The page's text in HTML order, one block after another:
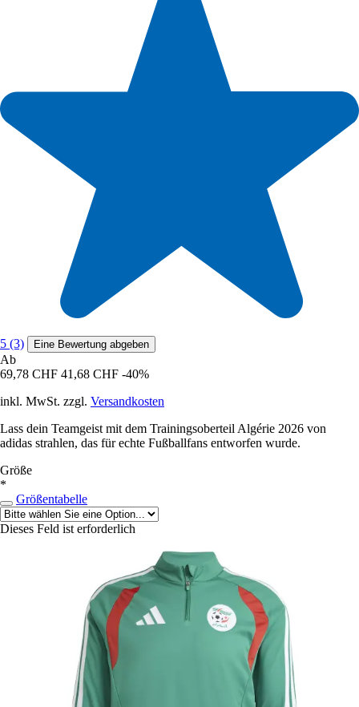
5 (3) Eine Bewertung abgeben
Ab
69,78 CHF 41,68 CHF -40%
inkl. MwSt. zzgl. Versandkosten
Lass dein Teamgeist mit dem Trainingsoberteil Algérie 2026 von
adidas strahlen, das für echte Fußballfans entworfen wurde.
Größe
*
Größentabelle
Dieses Feld ist erforderlich